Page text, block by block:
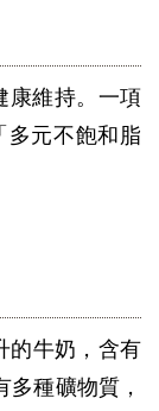
康維持。一項
多元不飽和脂
的牛奶，含有
種礦物質，